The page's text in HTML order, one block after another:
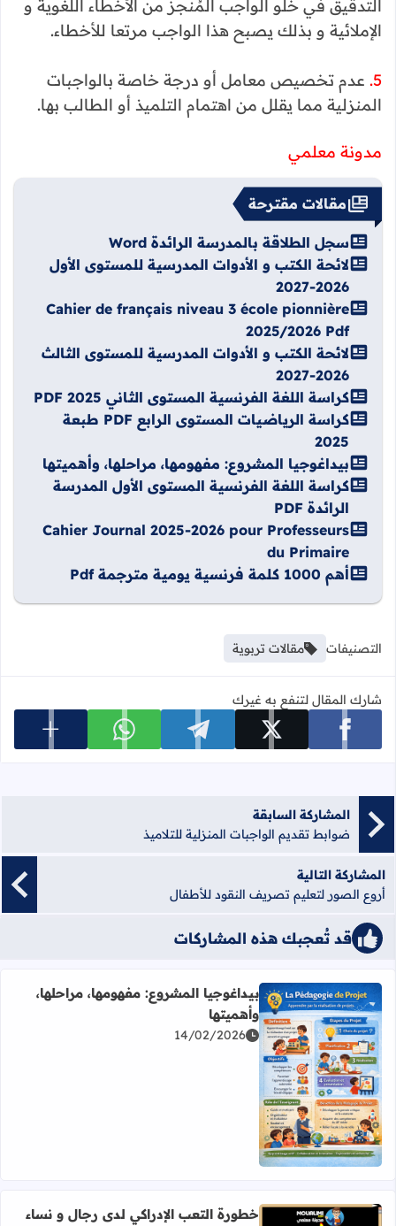
التدقيق في خلو الواجب المُنجز من الأخطاء اللغوية و
الإملائية و بذلك يصبح هذا الواجب مرتعا للأخطاء.
5. عدم تخصيص معامل أو درجة خاصة بالواجبات
المنزلية مما يقلل من اهتمام التلميذ أو الطالب بها.
مدونة معلمي
مقالات مقترحة
سجل الطلاقة بالمدرسة الرائدة Word
لائحة الكتب و الأدوات المدرسية للمستوى الأول
2026-2027
Cahier de français niveau 3 école pionnière
2025/2026 Pdf
لائحة الكتب و الأدوات المدرسية للمستوى الثالث
2026-2027
كراسة اللغة الفرنسية المستوى الثاني PDF 2025
كراسة الرياضيات المستوى الرابع PDF طبعة
2025
بيداغوجيا المشروع: مفهومها، مراحلها، وأهميتها
كراسة اللغة الفرنسية المستوى الأول المدرسة
الرائدة PDF
Cahier Journal 2025-2026 pour Professeurs
du Primaire
أهم 1000 كلمة فرنسية يومية مترجمة Pdf
التصنيفات مقالات تربوية
شارك المقال لتنفع به غيرك
شارك على facebook شارك على x شارك على telegram شارك على whatsapp عرض
المشاركة السابقة
ضوابط تقديم الواجبات المنزلية للتلاميذ
المشاركة التالية
أروع الصور لتعليم تصريف النقود للأطفال
قد تُعجبك هذه المشاركات
اقرأ المزيد عن بيداغوجيا المشروع: مفهومها، مراحلها،
بيداغوجيا المشروع: مفهومها، مراحلها،
وأهميتها
14/02/2026
خطورة التعب الإدراكي لدى رجال و نساء